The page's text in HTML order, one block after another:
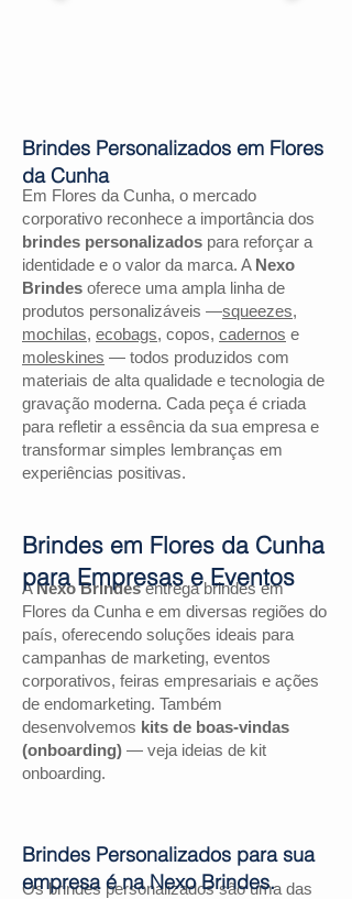
Em Flores da Cunha, o mercado
corporativo reconhece a importância dos
brindes personalizados para reforçar a
identidade e o valor da marca. A Nexo
Brindes oferece uma ampla linha de
produtos personalizáveis —squeezes,
mochilas, ecobags, copos, cadernos e
moleskines — todos produzidos com
materiais de alta qualidade e tecnologia de
gravação moderna. Cada peça é criada
para refletir a essência da sua empresa e
transformar simples lembranças em
experiências positivas.
ANexo Brindesentrega brindes em
Flores da Cunha e em diversas regiões do
país, oferecendo soluções ideais para
campanhas de marketing, eventos
corporativos, feiras empresariais e ações
de endomarketing. Também
desenvolvemos kits de boas-vindas
(onboarding) — veja ideias de kit
onboarding.
Os brindes personalizados são uma das
Brindes Personalizados em Flores
da Cunha
Brindes em Flores da Cunha
para Empresas e Eventos
Brindes Personalizados para sua
empresa é na Nexo Brindes.